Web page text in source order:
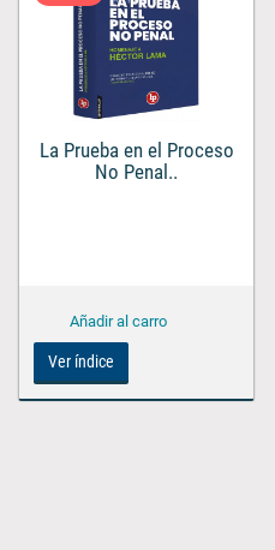
La Prueba en el Proceso
No Penal..
Ver índice